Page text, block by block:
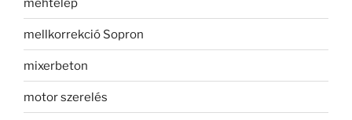
méhtelep
mellkorrekció Sopron
mixerbeton
motor szerelés